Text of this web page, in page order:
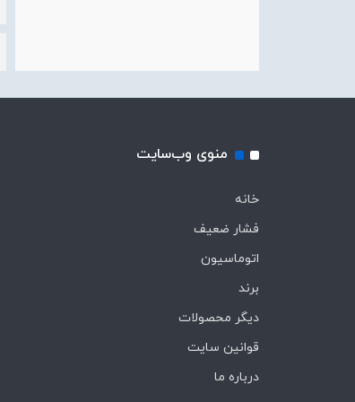
منوی وب‌سایت
خانه
فشار ضعیف
اتوماسیون
برند
دیگر محصولات
قوانین سایت
درباره ما